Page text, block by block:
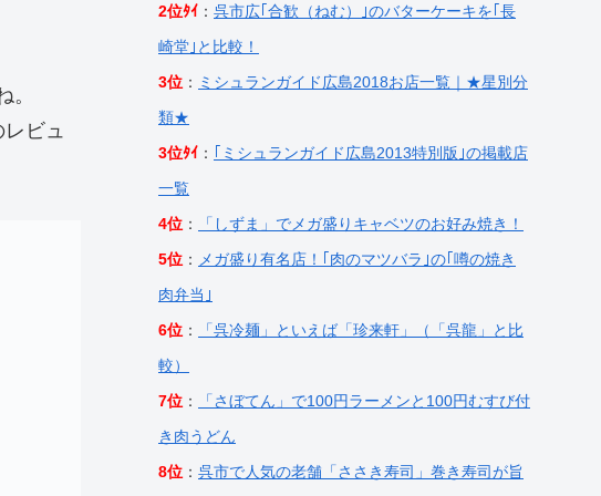
ビュ
2位ﾀｲ ： 呉市広｢合歓（ねむ）｣のバターケーキを｢長
崎堂｣と比較！
3位 ： ミシュランガイド広島2018お店一覧｜★星別分
類★
3位ﾀｲ ：
｢ミシュランガイド広島2013特別版｣の掲載店
一覧
4位 ：
「しずま」でメガ盛りキャベツのお好み焼き！
5位 ：
メガ盛り有名店！｢肉のマツバラ｣の｢噂の焼き
肉弁当｣
6位 ：
「呉冷麺」といえば「珍来軒」（「呉龍」と比
較）
7位 ：
「さぼてん」で100円ラーメンと100円むすび付
き肉うどん
8位 ： 呉市で人気の老舗「ささき寿司」巻き寿司が旨